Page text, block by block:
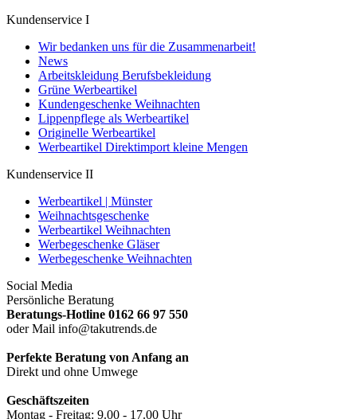
Kundenservice I
Wir bedanken uns für die Zusammenarbeit!
News
Arbeitskleidung Berufsbekleidung
Grüne Werbeartikel
Kundengeschenke Weihnachten
Lippenpflege als Werbeartikel
Originelle Werbeartikel
Werbeartikel Direktimport kleine Mengen
Kundenservice II
Werbeartikel | Münster
Weihnachtsgeschenke
Werbeartikel Weihnachten
Werbegeschenke Gläser
Werbegeschenke Weihnachten
Social Media
Persönliche Beratung
Beratungs-Hotline 0162 66 97 550
oder Mail info@takutrends.de
Perfekte Beratung von Anfang an
Direkt und ohne Umwege
Geschäftszeiten
Montag - Freitag: 9.00 - 17.00 Uhr